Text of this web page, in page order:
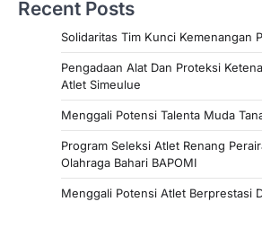
Recent Posts
Solidaritas Tim Kunci Kemenangan
Pengadaan Alat Dan Proteksi
Atlet Simeulue
Menggali Potensi Talenta Muda
Program Seleksi Atlet Renang
Olahraga Bahari BAPOMI
Menggali Potensi Atlet Berprestasi